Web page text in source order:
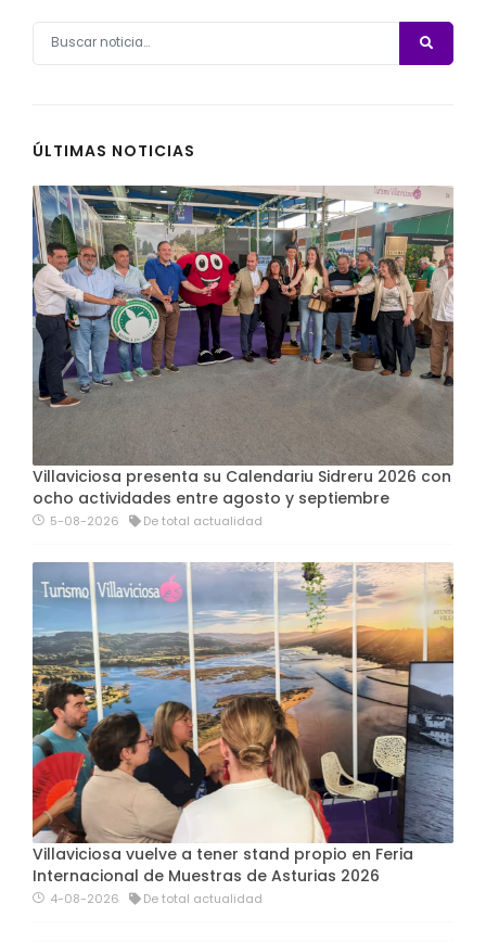
ÚLTIMAS NOTICIAS
Villaviciosa presenta su Calendariu Sidreru 2026 con
ocho actividades entre agosto y septiembre
5-08-2026 De total actualidad
Villaviciosa vuelve a tener stand propio en Feria
Internacional de Muestras de Asturias 2026
4-08-2026 De total actualidad